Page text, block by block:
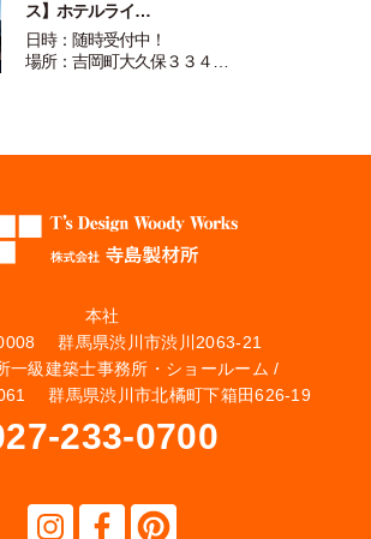
ス】ホテルライ…
日時：随時受付中！
場所：吉岡町大久保３３４…
本社
群馬県渋川市渋川2063-21
一級建築士事務所・ショールーム /
群馬県渋川市北橘町下箱田626-19
233-0700